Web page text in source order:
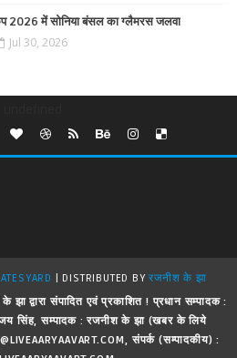
2026 में सोनिया बंसल का ग्लैमरस जलवा
Jul 30, 2026
| DISTRIBUTED BYरजनीश के झा
झा द्वारा संपादित एवं प्रकाशित ! प्रधान सम्पादक :
सिंह, सम्पादक : रजनीश के झा (खबर के लिये
संपर्क (सम्पादकीय) :